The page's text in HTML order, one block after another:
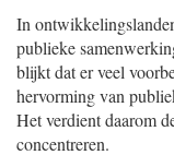
In
publieke
blijkt dat er veel
hervorming van
Het verdient daarom
concentreren.